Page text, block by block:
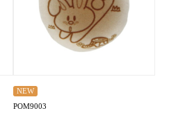
NEW
POM9003